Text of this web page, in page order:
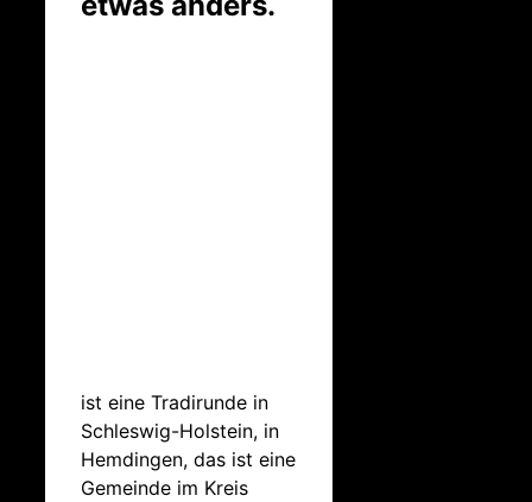
ist eine Tradirunde in
Schleswig-Holstein, in
Hemdingen, das ist eine
Gemeinde im Kreis